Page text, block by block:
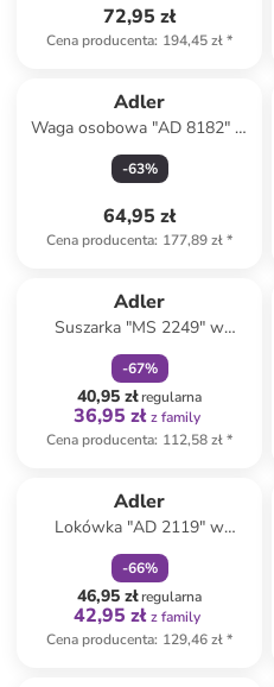
72,95 zł
Cena producenta: 194,45 zł*
Adler
Waga osobowa "AD 8182" w
kolorze czarnym - 180 kg
-63%
64,95 zł
Cena producenta: 177,89 zł*
Adler
Suszarka "MS 2249" w
kolorze czarnym
-67%
40,95 złregularna
36,95 zł z family
Cena producenta: 112,58 zł*
Adler
Lokówka "AD 2119" w
kolorze jasnoróżowo-białym
-66%
46,95 złregularna
42,95 zł z family
Cena producenta: 129,46 zł*